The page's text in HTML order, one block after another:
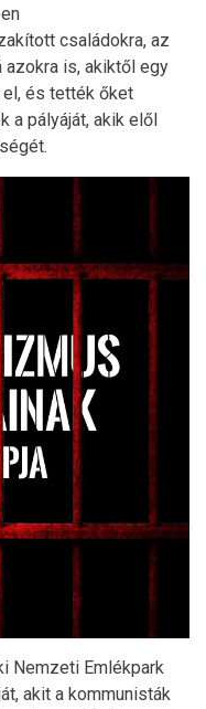
családokra, az
azokra is, akiktől egy
és tették őket
a pályáját, akik elől
Nemzeti Emlékpark
akit a kommunisták